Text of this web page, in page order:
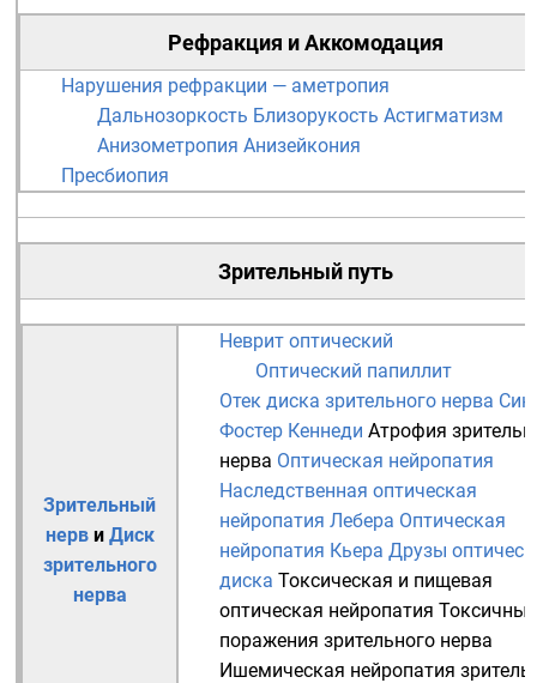
Рефракция иАккомодация
Нарушения рефракции — аметропия
Дальнозоркость Близорукость Астигматизм
Анизометропия Анизейкония
Пресбиопия
Зрительный путь
Зрительный
нерви Диск
зрительного
нерва
Неврит оптический
Оптический папиллит
Отек диска зрительного нерва
Фостер Кеннеди Атрофия
нерва Оптическая нейропатия
Наследственная оптическая
нейропатия Лебера Оптическая
нейропатия Кьера Друзы
диска Токсическая и пищевая
оптическая нейропатия Токсичные
поражения зрительного нерва
Ишемическая нейропатия